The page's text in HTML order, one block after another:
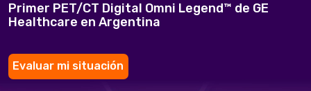
Primer PET/CT Digital Omni Legend™ de GE
Healthcare en Argentina
Evaluar mi situación